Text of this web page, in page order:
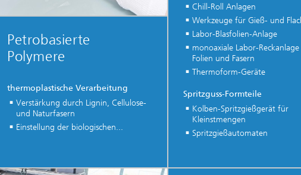
Chill-Roll Anlagen
Werkzeuge für Gieß- und
Labor-Blasfolien-Anlage
monoaxiale Labor-
Folien und Fasern
Thermoform-Geräte
Spritzguss-Formteile
Kolben-Spritzgießgerät für
Kleinstmengen
Spritzgießautomaten
Petrobasierte
Polymere
thermoplastische Verarbeitung
Verstärkung durch Lignin, Cellulose-
und Naturfasern
Einstellung der biologischen...